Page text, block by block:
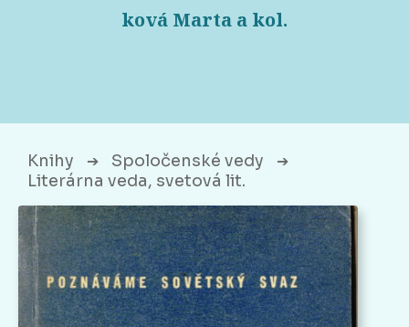
ková Marta a kol.
Knihy ➔ Spoločenské vedy ➔
Literárna veda, svetová lit.